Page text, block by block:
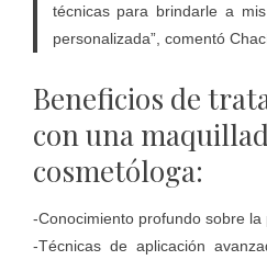
técnicas para brindarle a
personalizada”, comentó
Beneficios de
con una
cosmetóloga:
-Conocimiento profundo sobre la
-Técnicas de aplicación